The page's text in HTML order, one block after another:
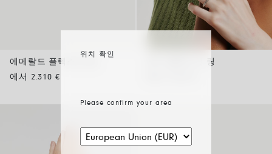
위치 확인
Please confirm your area
에메랄드 플렉스잇 링
에서 2.310 €
루비 플렉스잇 링